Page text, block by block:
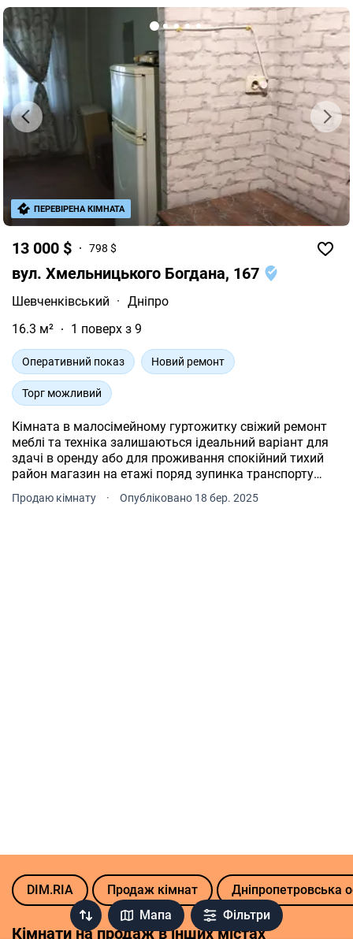
Мапа Фільтри
DIM.RIA Продаж кімнат Дніпропетровська
4000 гр).Не пропустіть відмінний варіант. Ціна 22000
уе торг!
13 000 $ 798 $
вул. Хмельницького Богдана, 167
Шевченківський · Дніпро
16.3 м²
1 поверх з 9
Оперативний показ Новий ремонт
Торг можливий
Кімната в малосімейному гуртожитку свіжий ремонт
меблі та техніка залишаються ідеальний варіант для
здачі в оренду або для проживання спокійний тихий
район магазин на етажі поряд зупинка транспорту
Продаю кімнату · Опубліковано 18 бер. 2025
ПЕРЕВІРЕНА КІМНАТА
Кімнати на продаж в інших містах